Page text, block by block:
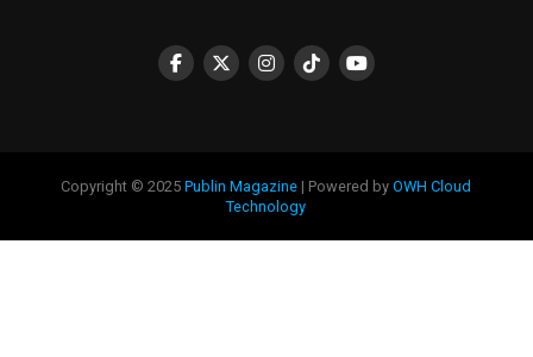
Copyright © 2025Publin Magazine | Powered byOWH Cloud
Technology